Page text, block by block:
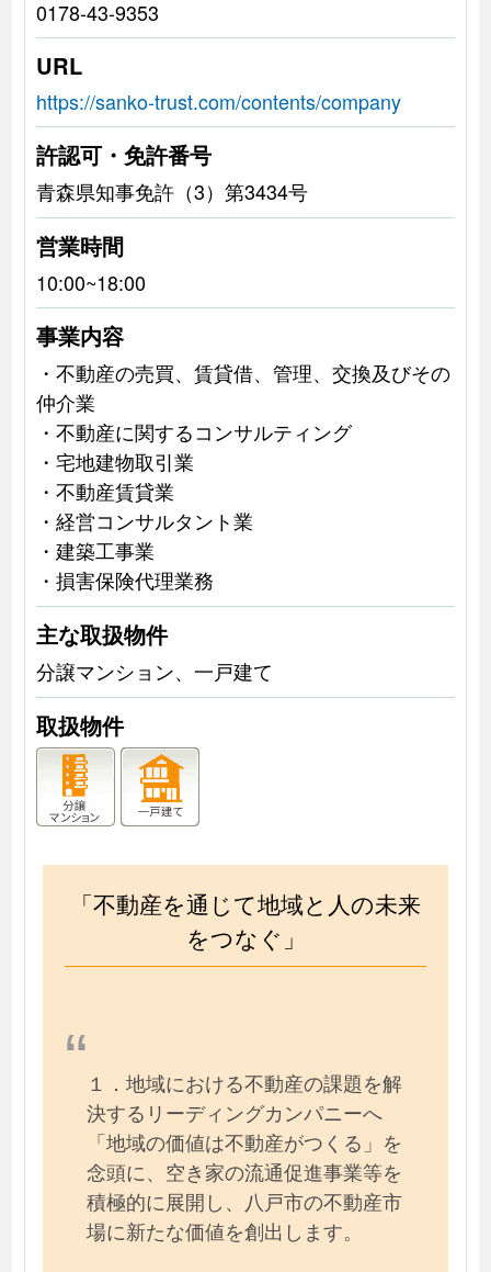
0178-43-9353
URL
https://sanko-trust.com/contents/company
許認可・免許番号
青森県知事免許（3）第3434号
営業時間
10:00~18:00
事業内容
・不動産の売買、賃貸借、管理、交換及びその
仲介業
・不動産に関するコンサルティング
・宅地建物取引業
・不動産賃貸業
・経営コンサルタント業
・建築工事業
・損害保険代理業務
主な取扱物件
分譲マンション、一戸建て
取扱物件
「不動産を通じて地域と人の未来
をつなぐ」
１．地域における不動産の課題を解
決するリーディングカンパニーへ
「地域の価値は不動産がつくる」を
念頭に、空き家の流通促進事業等を
積極的に展開し、八戸市の不動産市
場に新たな価値を創出します。